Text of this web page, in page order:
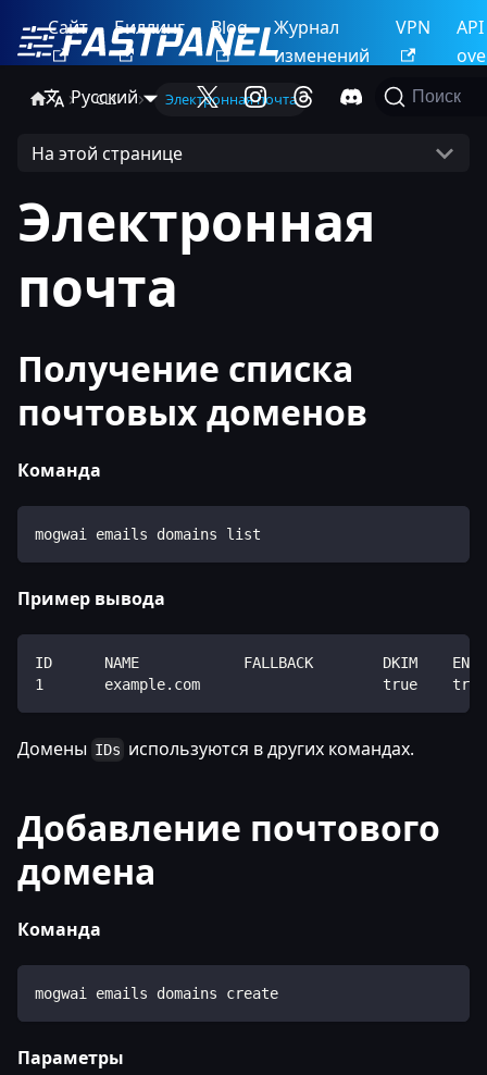
Сайт Биллинг Blog
Журнал
изменений
VPN
API
Русский
Поиск
CLI Электронная почта
На этой странице
Электронная
почта
Получение списка
почтовых доменов
Команда
mogwai emails domains list
Пример вывода
ID      NAME            FALLBACK        DKIM
1       example.com                     true    true
Домены IDs используются в других командах.
Добавление почтового
домена
Команда
mogwai emails domains create
Параметры